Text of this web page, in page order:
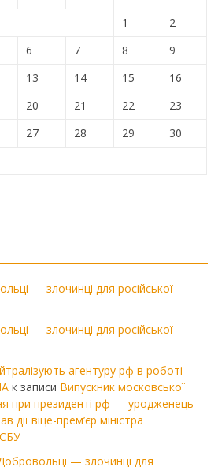
1
2
6 7 8
9
13 14 15
16
20 21 22
23
27 28 29
30
— злочинці для російської
— злочинці для російської
агентуру рф в роботі
к записи Випускник московської
при президенті рф — уродженець
віце-прем’єр міністра
— злочинці для